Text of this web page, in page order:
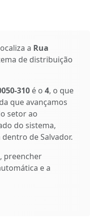
a Rua
de distribuição
310 é o 4, o que
que avançamos
setor ao
do sistema,
de Salvador.
preencher
e a